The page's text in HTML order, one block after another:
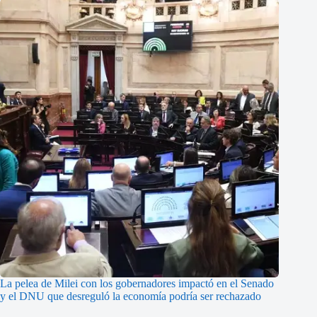
La pelea de Milei con los gobernadores impactó en el Senado
y el DNU que desreguló la economía podría ser rechazado